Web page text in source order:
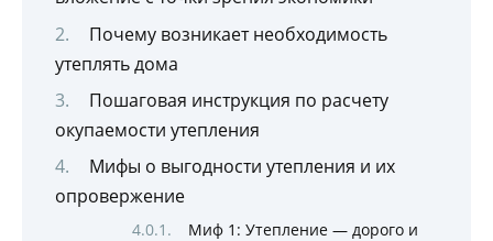
Почему возникает необходимость
утеплять дома
Пошаговая инструкция по расчету
окупаемости утепления
Мифы о выгодности утепления и их
опровержение
Миф 1: Утепление — дорого и